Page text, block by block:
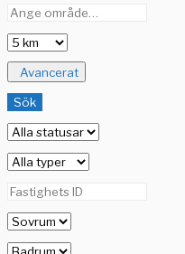
Avancerat
Sök